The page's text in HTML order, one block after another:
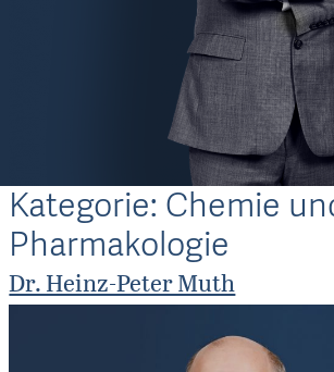
Kategorie: Chemie
Pharmakologie
Dr. Heinz-Peter Muth